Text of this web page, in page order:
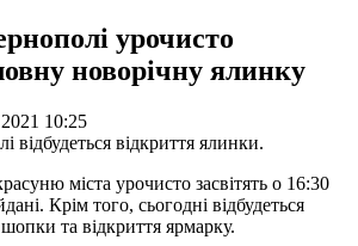
урочисто
новорічну ялинку
10:25
відбудеться відкриття ялинки.
міста урочисто засвітять о 16:30
Крім того, сьогодні відбудеться
та відкриття ярмарку.